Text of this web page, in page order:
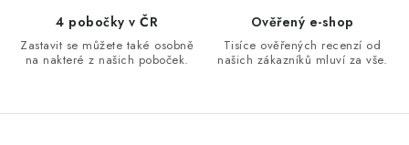
4 pobočky v ČR
Zastavit se můžete také osobně
na nakteré z našich poboček.
Ověřený e-shop
Tisíce ověřených recenzí od
našich zákazníků mluví za vše.